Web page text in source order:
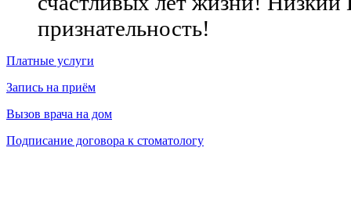
признательность!
Платные услуги
Запись на приём
Вызов врача на дом
Подписание договора к стоматологу